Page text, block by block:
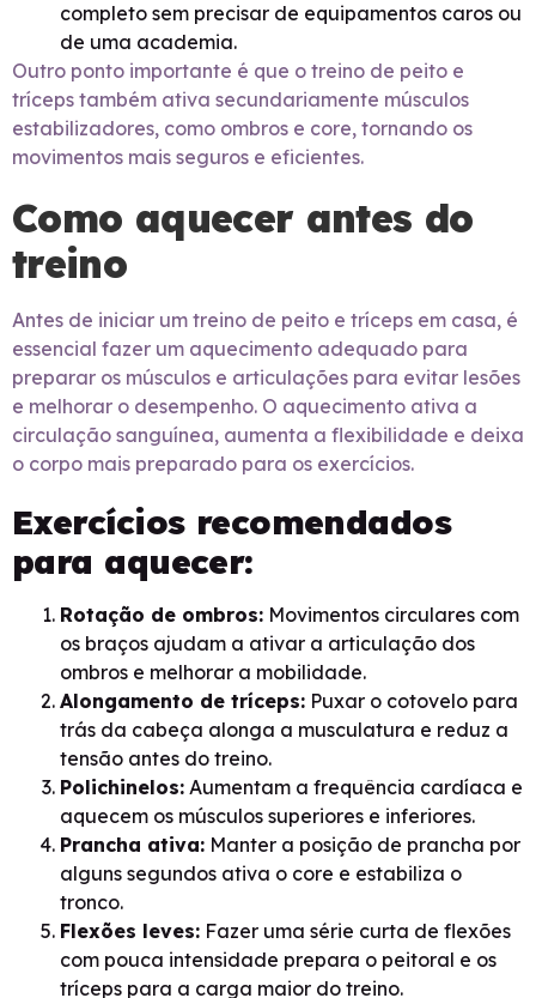
completo sem precisar de equipamentos caros ou
de uma academia.
Outro ponto importante é que o treino de peito e
tríceps também ativa secundariamente músculos
estabilizadores, como ombros e core, tornando os
movimentos mais seguros e eficientes.
Como aquecer antes do
treino
Antes de iniciar um treino de peito e tríceps em casa, é
essencial fazer um aquecimento adequado para
preparar os músculos e articulações para evitar lesões
e melhorar o desempenho. O aquecimento ativa a
circulação sanguínea, aumenta a flexibilidade e deixa
o corpo mais preparado para os exercícios.
Exercícios recomendados
para aquecer:
Rotação de ombros: Movimentos circulares com
os braços ajudam a ativar a articulação dos
ombros e melhorar a mobilidade.
Alongamento de tríceps: Puxar o cotovelo para
trás da cabeça alonga a musculatura e reduz a
tensão antes do treino.
Polichinelos: Aumentam a frequência cardíaca e
aquecem os músculos superiores e inferiores.
Prancha ativa: Manter a posição de prancha por
alguns segundos ativa o core e estabiliza o
tronco.
Flexões leves: Fazer uma série curta de flexões
com pouca intensidade prepara o peitoral e os
tríceps para a carga maior do treino.